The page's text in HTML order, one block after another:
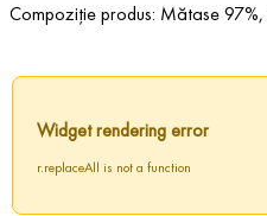
Compoziție produs: Mătase
Widget rendering error
r.replaceAll is not a function